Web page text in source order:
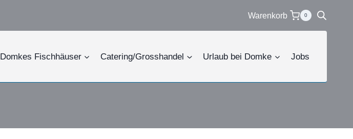
Warenkorb 0
Domkes Fischhäuser Catering/Grosshandel Urlaub bei Domke Jobs